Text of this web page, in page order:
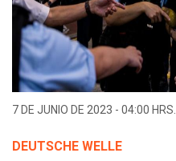
7 DE JUNIO DE 2023 - 04:00 HRS.
DEUTSCHE WELLE